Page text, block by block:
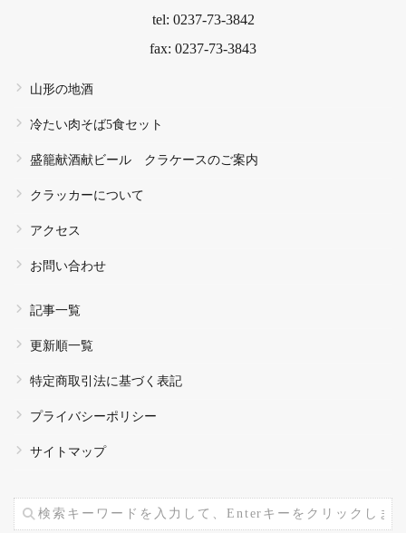
tel: 0237-73-3842
fax: 0237-73-3843
山形の地酒
冷たい肉そば5食セット
盛籠献酒献ビール クラケースのご案内
クラッカーについて
アクセス
お問い合わせ
記事一覧
更新順一覧
特定商取引法に基づく表記
プライバシーポリシー
サイトマップ